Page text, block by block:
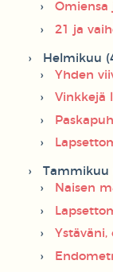
Omiensa
21 ja
Helmikuu
Yhden
Vinkkejä
Tammikuu
Naisen
Ystäväni,